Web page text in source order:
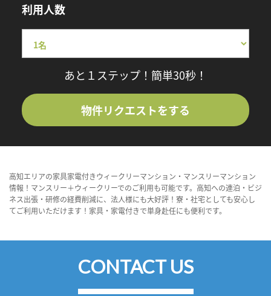
利用人数
あと１ステップ！簡単30秒！
物件リクエストをする
高知エリアの家具家電付きウィークリーマンション・マンスリーマンション
情報！マンスリー＋ウィークリーでのご利用も可能です。高知への連泊・ビジ
ネス出張・研修の経費削減に、法人様にも大好評！寮・社宅としても安心し
てご利用いただけます！家具・家電付きで単身赴任にも便利です。
CONTACT US